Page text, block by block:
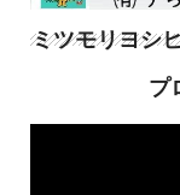
ミツモリヨシ
プ